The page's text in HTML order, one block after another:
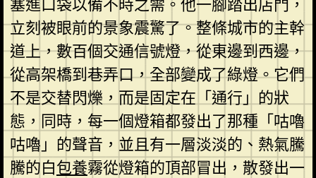
塞進口袋以備不時之需。他一腳踏出店門，
立刻被眼前的景象震驚了。整條城市的主幹
道上，數百個交通信號燈，從東邊到西邊，
從高架橋到巷弄口，全部變成了綠燈。它們
不是交替閃爍，而是固定在「通行」的狀
態，同時，每一個燈箱都發出了那種「咕嚕
咕嚕」的聲音，並且有一層淡淡的、熱氣騰
騰的白包養霧從燈箱的頂部冒出，散發出一